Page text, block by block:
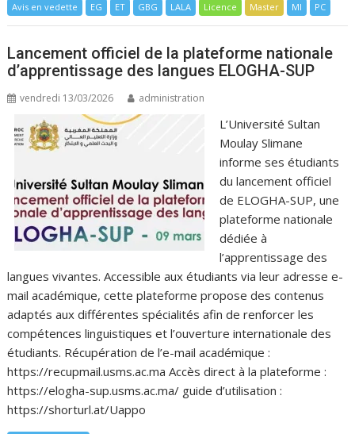
Avis en vedette EG ET GBG LALA Licence Master MI PC
Lancement officiel de la plateforme nationale
d’apprentissage des langues ELOGHA-SUP
vendredi 13/03/2026 administration
L’Université Sultan
Moulay Slimane
informe ses étudiants
du lancement officiel
de ELOGHA-SUP, une
plateforme nationale
dédiée à
l’apprentissage des
langues vivantes. Accessible aux étudiants via leur adresse e-
mail académique, cette plateforme propose des contenus
adaptés aux différentes spécialités afin de renforcer les
compétences linguistiques et l’ouverture internationale des
étudiants. Récupération de l’e-mail académique :
https://recupmail.usms.ac.ma Accès direct à la plateforme :
https://elogha-sup.usms.ac.ma/ guide d’utilisation :
https://shorturl.at/Uappo